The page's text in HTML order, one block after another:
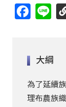
大綱
為了延續
理布農族